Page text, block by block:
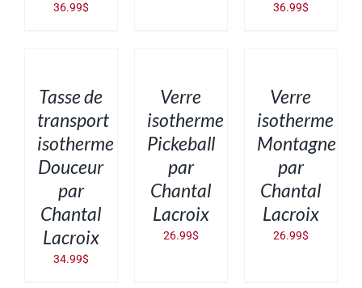
36.99$ 36.99$
DÉTAILS
Tasse de
transport
isotherme
Douceur
par
Chantal
Lacroix
34.99$
DÉTAILSVerre
isotherme
Pickeball
par
Chantal
Lacroix
26.99$
DÉTAILSVerre
isotherme
Montagne
par
Chantal
Lacroix
26.99$